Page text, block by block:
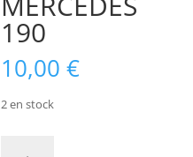
190
10,00€
2 en stock